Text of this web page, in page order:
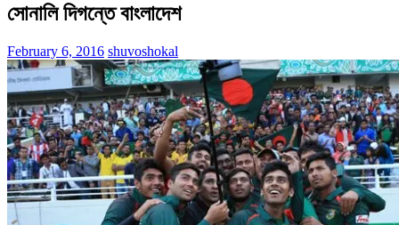
সোনালি দিগন্তে বাংলাদেশ
February 6, 2016 shuvoshokal